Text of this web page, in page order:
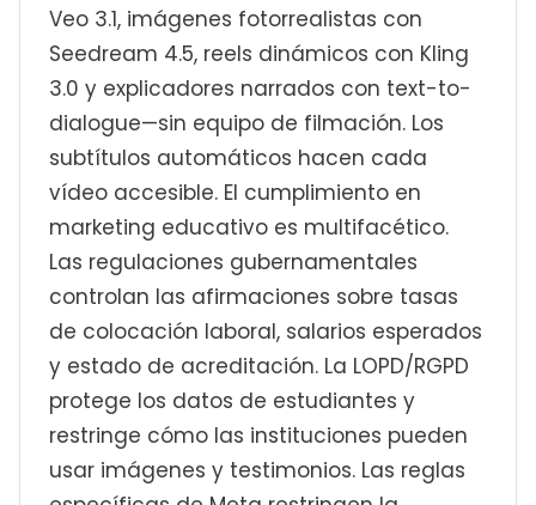
Veo 3.1, imágenes fotorrealistas con
Seedream 4.5, reels dinámicos con Kling
3.0 y explicadores narrados con text-to-
dialogue—sin equipo de filmación. Los
subtítulos automáticos hacen cada
vídeo accesible. El cumplimiento en
marketing educativo es multifacético.
Las regulaciones gubernamentales
controlan las afirmaciones sobre tasas
de colocación laboral, salarios esperados
y estado de acreditación. La LOPD/RGPD
protege los datos de estudiantes y
restringe cómo las instituciones pueden
usar imágenes y testimonios. Las reglas